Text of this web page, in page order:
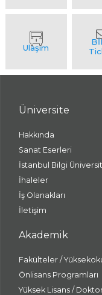
Üniversite
Hakkında
Sanat Eserleri
İstanbul Bilgi
İhaleler
İş Olanakları
İletişim
Akademik
Fakülteler /
Önlisans Programları
Yüksek Lisans /